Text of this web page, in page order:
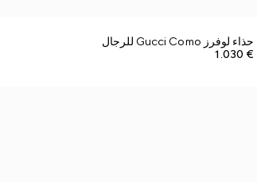
حذاء لوفرز Gucci Como للرجال
€ 1.030